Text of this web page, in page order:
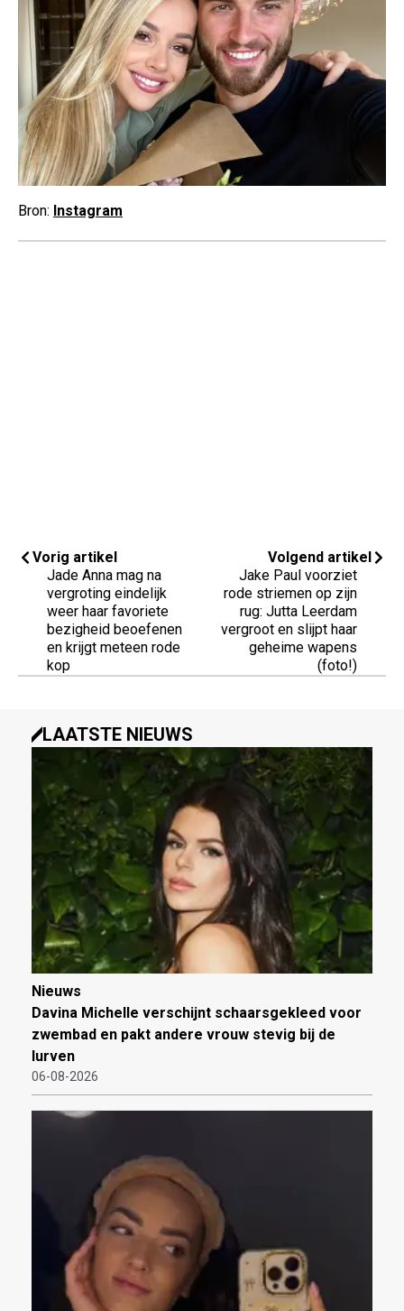
Bron: Instagram
Vorig artikel
Jade Anna mag na
vergroting eindelijk
weer haar favoriete
bezigheid beoefenen
en krijgt meteen rode
kop
Volgend artikel
Jake Paul voorziet
rode striemen op zijn
rug: Jutta Leerdam
vergroot en slijpt haar
geheime wapens
(foto!)
LAATSTE NIEUWS
Nieuws
Davina Michelle verschijnt schaarsgekleed voor
zwembad en pakt andere vrouw stevig bij de
lurven
06-08-2026